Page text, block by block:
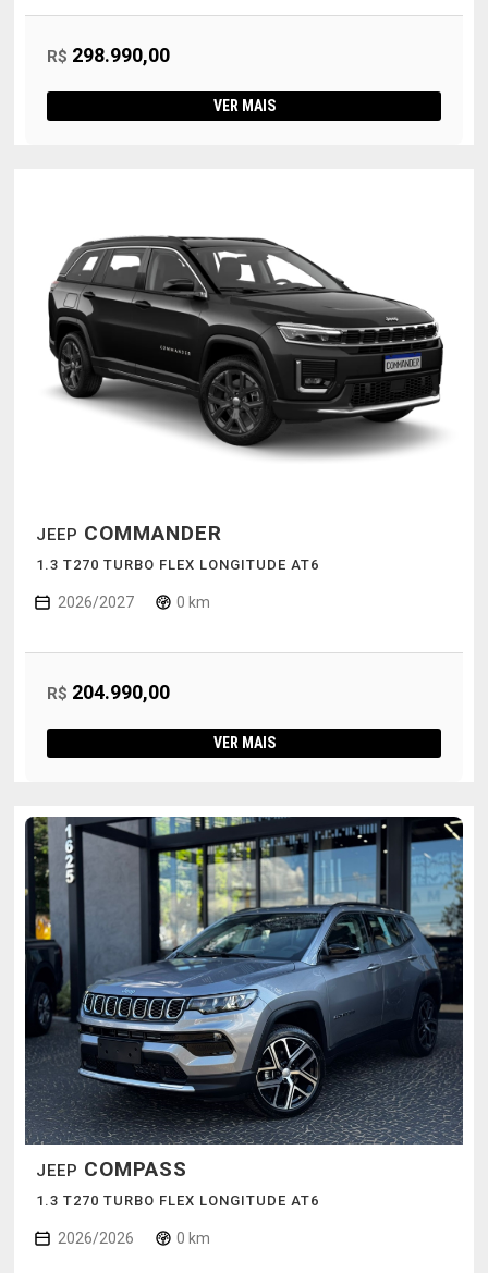
R$ 298.990,00
VER MAIS
JEEP COMMANDER
1.3 T270 TURBO FLEX LONGITUDE AT6
2026/2027 0 km
R$ 204.990,00
VER MAIS
JEEP COMPASS
1.3 T270 TURBO FLEX LONGITUDE AT6
2026/2026 0 km